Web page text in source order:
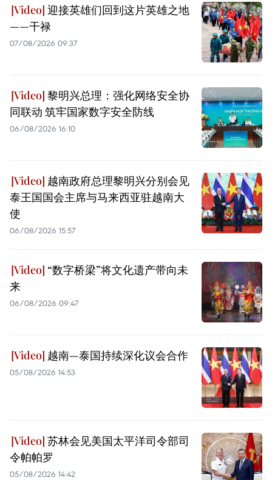
迎接英雄们回到这片英雄之地
——干禄
07/08/2026 09:37
黎明兴总理：强化网络安全协
同联动 筑牢国家数字安全防线
06/08/2026 16:10
越南政府总理黎明兴分别会见
泰王国国会主席与马来西亚驻越南大
使
06/08/2026 15:57
“数字桥梁”将文化遗产带向未
来
06/08/2026 09:47
越南—泰国持续深化议会合作
05/08/2026 14:53
苏林会见美国太平洋司令部司
令帕帕罗
05/08/2026 14:42